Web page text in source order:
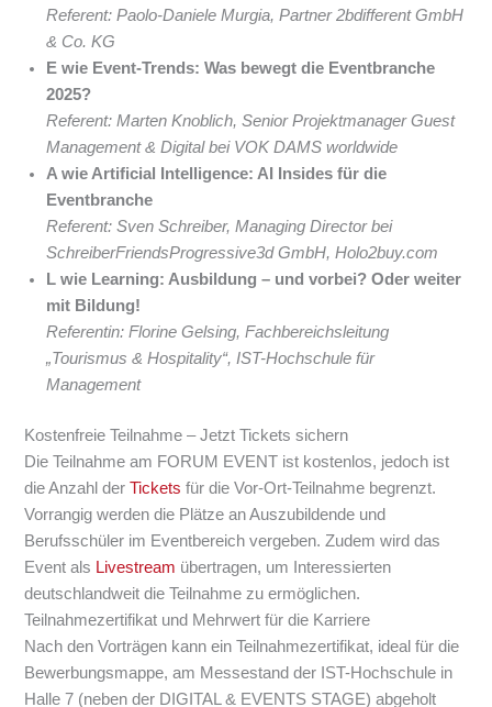
Referent: Paolo-Daniele Murgia, Partner 2bdifferent GmbH
& Co. KG
E wie Event-Trends: Was bewegt die Eventbranche
2025?
Referent: Marten Knoblich, Senior Projektmanager Guest
Management & Digital bei VOK DAMS worldwide
A wie Artificial Intelligence: AI Insides für die
Eventbranche
Referent: Sven Schreiber, Managing Director bei
SchreiberFriendsProgressive3d GmbH, Holo2buy.com
L wie Learning: Ausbildung – und vorbei? Oder weiter
mit Bildung!
Referentin: Florine Gelsing, Fachbereichsleitung
„Tourismus & Hospitality“, IST-Hochschule für
Management
Kostenfreie Teilnahme – Jetzt Tickets sichern
Die Teilnahme am FORUM EVENT ist kostenlos, jedoch ist
die Anzahl derTickets für die Vor-Ort-Teilnahme begrenzt.
Vorrangig werden die Plätze an Auszubildende und
Berufsschüler im Eventbereich vergeben. Zudem wird das
Event als Livestream übertragen, um Interessierten
deutschlandweit die Teilnahme zu ermöglichen.
Teilnahmezertifikat und Mehrwert für die Karriere
Nach den Vorträgen kann ein Teilnahmezertifikat, ideal für die
Bewerbungsmappe, am Messestand der IST-Hochschule in
Halle 7 (neben der DIGITAL & EVENTS STAGE) abgeholt